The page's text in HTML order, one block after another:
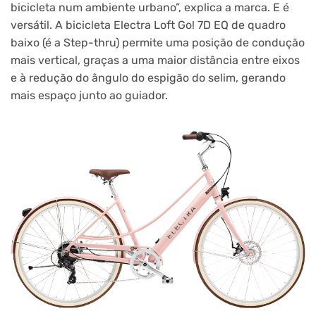
bicicleta num ambiente urbano”, explica a marca. E é
versátil. A bicicleta Electra Loft Go! 7D EQ de quadro
baixo (é a Step-thru) permite uma posição de condução
mais vertical, graças a uma maior distância entre eixos
e à redução do ângulo do espigão do selim, gerando
mais espaço junto ao guiador.